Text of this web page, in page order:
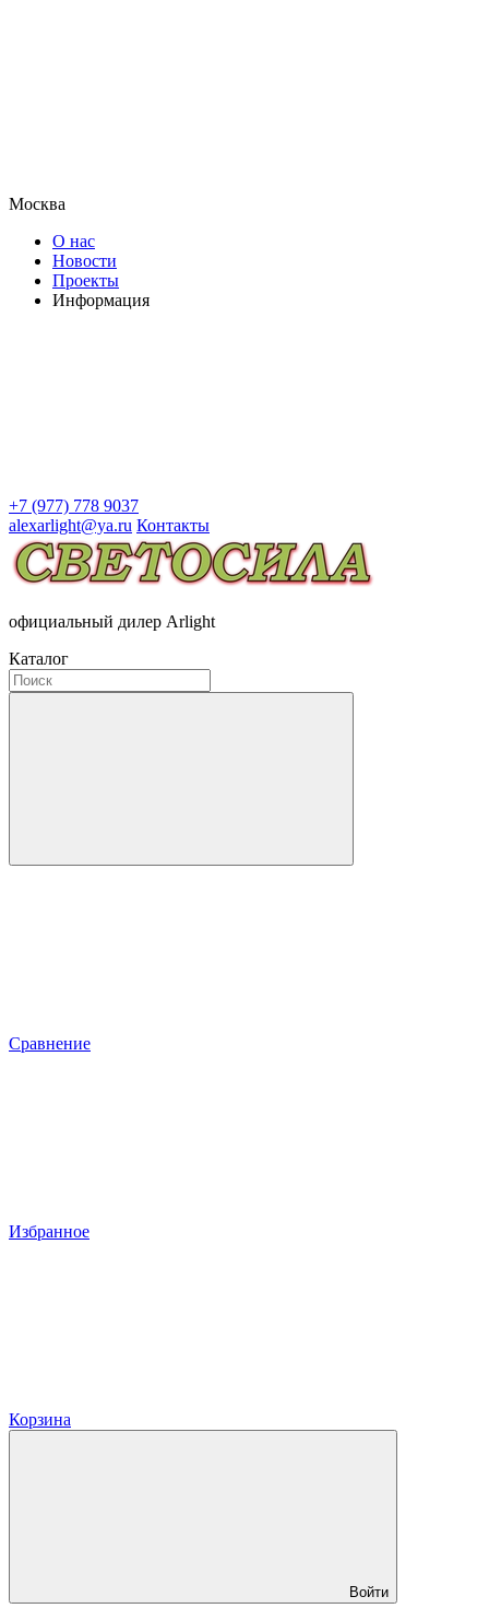
Москва
О нас
Новости
Проекты
Информация
+7 (977) 778 9037
alexarlight@ya.ru Контакты
официальный дилер Arlight
Каталог
Сравнение
Избранное
Корзина
Войти